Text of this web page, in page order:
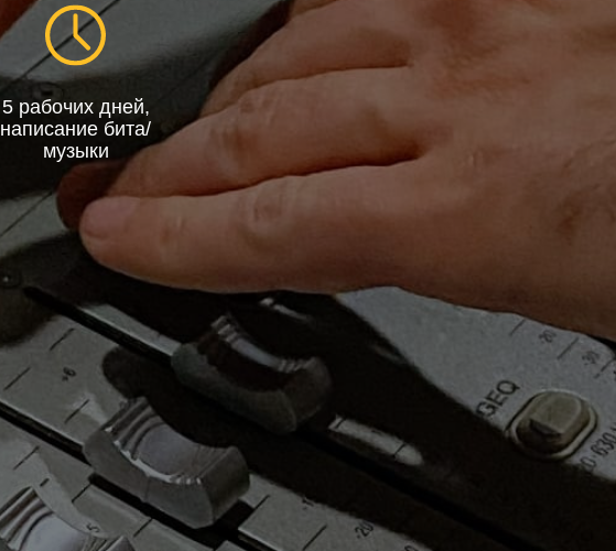
5 рабочих дней,
написание бита/
музыки